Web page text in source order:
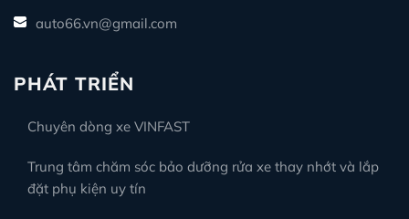
auto66.vn@gmail.com
PHÁT TRIỂN
Chuyên dòng xe VINFAST
Trung tâm chăm sóc bảo dưỡng rửa xe thay nhớt và lắp
đặt phụ kiện uy tín